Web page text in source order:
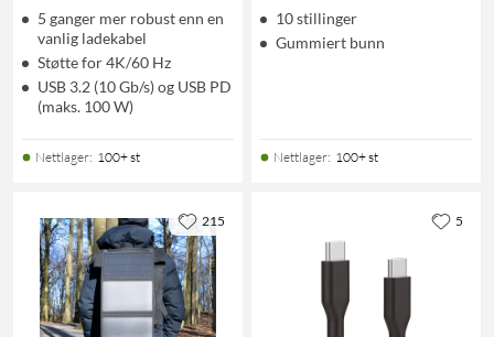
5 ganger mer robust enn en
vanlig ladekabel
Støtte for 4K/60 Hz
USB 3.2 (10 Gb/s) og USB PD
(maks. 100 W)
Nettlager: 100+ st
10 stillinger
Gummiert bunn
Nettlager: 100+ st
215 5